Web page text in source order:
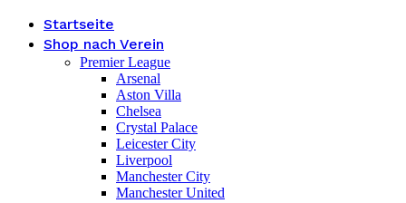
Startseite
Shop nach Verein
Premier League
Arsenal
Aston Villa
Chelsea
Crystal Palace
Leicester City
Liverpool
Manchester City
Manchester United